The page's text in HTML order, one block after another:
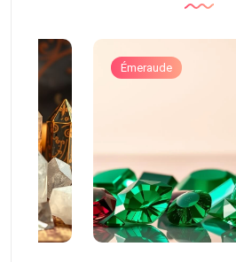
Émeraude